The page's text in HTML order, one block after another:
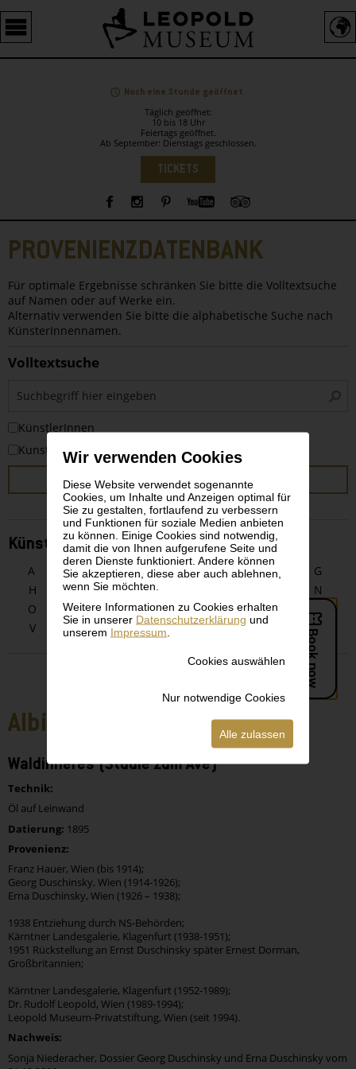
Wir verwenden Cookies
Diese Website verwendet sogenannte
Cookies, um Inhalte und Anzeigen optimal für
Sie zu gestalten, fortlaufend zu verbessern
und Funktionen für soziale Medien anbieten
zu können. Einige Cookies sind notwendig,
damit die von Ihnen aufgerufene Seite und
deren Dienste funktioniert. Andere können
Sie akzeptieren, diese aber auch ablehnen,
wenn Sie möchten.
Weitere Informationen zu Cookies erhalten
Sie in unserer Datenschutzerklärung und
unserem Impressum
Cookies auswählen
Nur notwendige Cookies
Alle zulassen
Barrierefreie
Bedienung
der
Noch eine Stunde geöffnet.
Täglich geöffnet:
10 bis 18 Uhr
Feiertags geöffnet.
Ab September: Dienstags geschlossen.
TICKETS
Sidebar
PROVENIENZDATENBANK
Für optimale Ergebnisse schränken Sie bitte die Volltextsuche
auf Namen oder auf Werke ein.
Alternativ verwenden Sie bitte die alphabetische Suche nach
KünsterInnennamen.
Volltextsuche
KünstlerInnen
Kunstwerke
SUCHEN
KünstlerInnen alphabetisch
A B C D E F
G
H
I J
N
O
P Q R S T
U
V
W X Y Z
Albin Egger-Lienz
Waldinneres (Studie zum Ave)
Technik:
Öl auf Leinwand
Datierung: 1895
Provenienz:
Franz Hauer, Wien (bis 1914);
Georg Duschinsky, Wien (1914-1926);
Erna Duschinsky, Wien (1926 – 1938);
1938 Entziehung durch NS-Behörden;
Kärntner Landesgalerie, Klagenfurt (1938-1951);
1951 Rückstellung an Ernst Duschinsky später Ernest Dorman,
Großbritannien;
Kärntner Landesgalerie, Klagenfurt (1952-1989);
Dr. Rudolf Leopold, Wien (1989-1994);
Leopold Museum-Privatstiftung, Wien (seit 1994).
Nachweis:
Sonja Niederacher, Dossier Georg Duschinsky und Erna Duschinsky vom